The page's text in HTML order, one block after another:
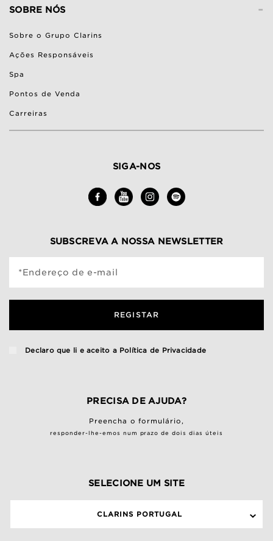
-
SOBRE NÓS
Sobre o Grupo Clarins
Ações Responsáveis
Spa
Pontos de Venda
Carreiras
SIGA-NOS
SUBSCREVA A NOSSA NEWSLETTER
*Endereço de e-mail
REGISTAR
Declaro que li e aceito a Política de Privacidade
PRECISA DE AJUDA?
Preencha oformulário ,
responder-lhe-emos num prazo de dois dias úteis
SELECIONE UM SITE
CLARINS PORTUGAL